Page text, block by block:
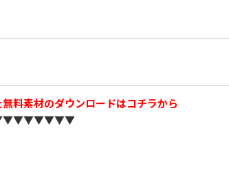
料素材のダウンロードはコチラから